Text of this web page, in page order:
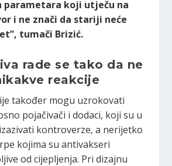
parametara koji utječu na
i ne znači da stariji neće
tumači Brizić.
rade se tako da ne
reakcije
također mogu uzrokovati
pojačivači i dodaci, koji su u
kontroverze, a nerijetko
kojima su antivakseri
od cijepljenja. Pri dizajnu